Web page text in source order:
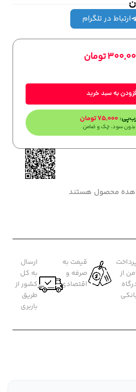
ارتباط در تلگرام
تومان
به سبد خرید
75,000تومان
محصول هستند
از
قیمت به
صرفه و
اقتصادی
ارسال
به کل
کشور از
طریق
باربری